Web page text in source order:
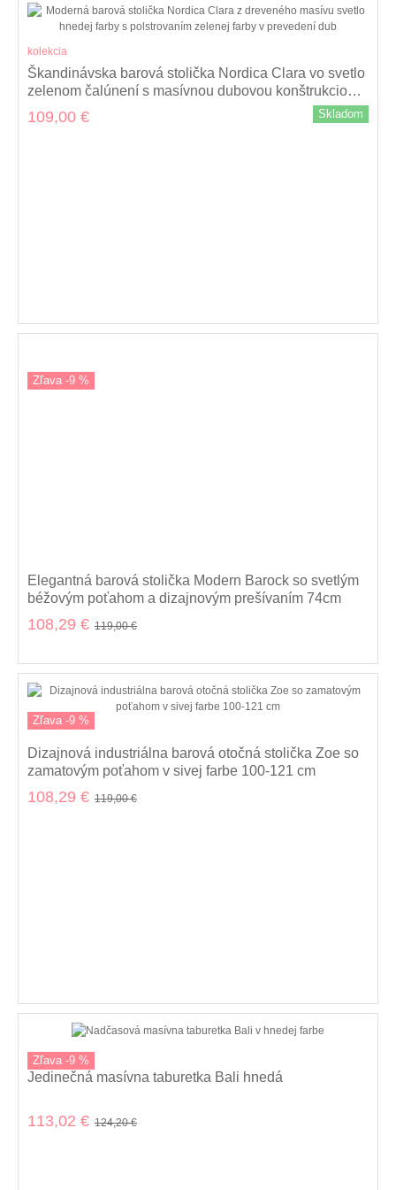
kolekcia
Škandinávska barová stolička Nordica Clara vo svetlo
zelenom čalúnení s masívnou dubovou konštrukciou
svetlo hnedej farby 62cm
109,00 € Skladom
Zľava -9 %
Elegantná barová stolička Modern Barock so svetlým
béžovým poťahom a dizajnovým prešívaním 74cm
108,29 € 119,00 €
Zľava -9 %
Dizajnová industriálna barová otočná stolička Zoe so
zamatovým poťahom v sivej farbe 100-121 cm
108,29 € 119,00 €
Zľava -9 %
Jedinečná masívna taburetka Bali hnedá
113,02 € 124,20 €